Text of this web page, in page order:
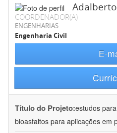
COORDENADOR(A)
ENGENHARIAS
Engenharia Civil
E-
Título do Projeto:estudos
bioasfaltos para aplicações em